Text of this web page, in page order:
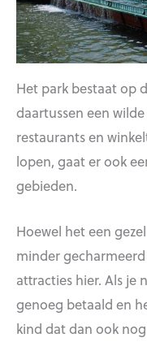
Het park bestaat op
daartussen een
restaurants en
lopen, gaat er ook
gebieden.
Hoewel het een
minder
attracties hier. Als je
genoeg betaald en
kind dat dan ook